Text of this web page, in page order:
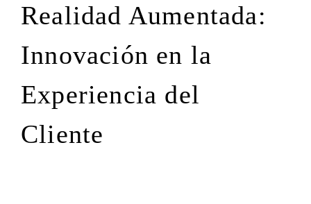
Realidad Aumentada:
Innovación en la
Experiencia del
Cliente